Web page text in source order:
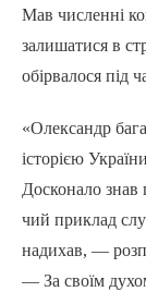
Мав численні
залишатися в
обірвалося під
«Олександр
історією
Досконало знав
чий приклад
надихав, —
— За своїм